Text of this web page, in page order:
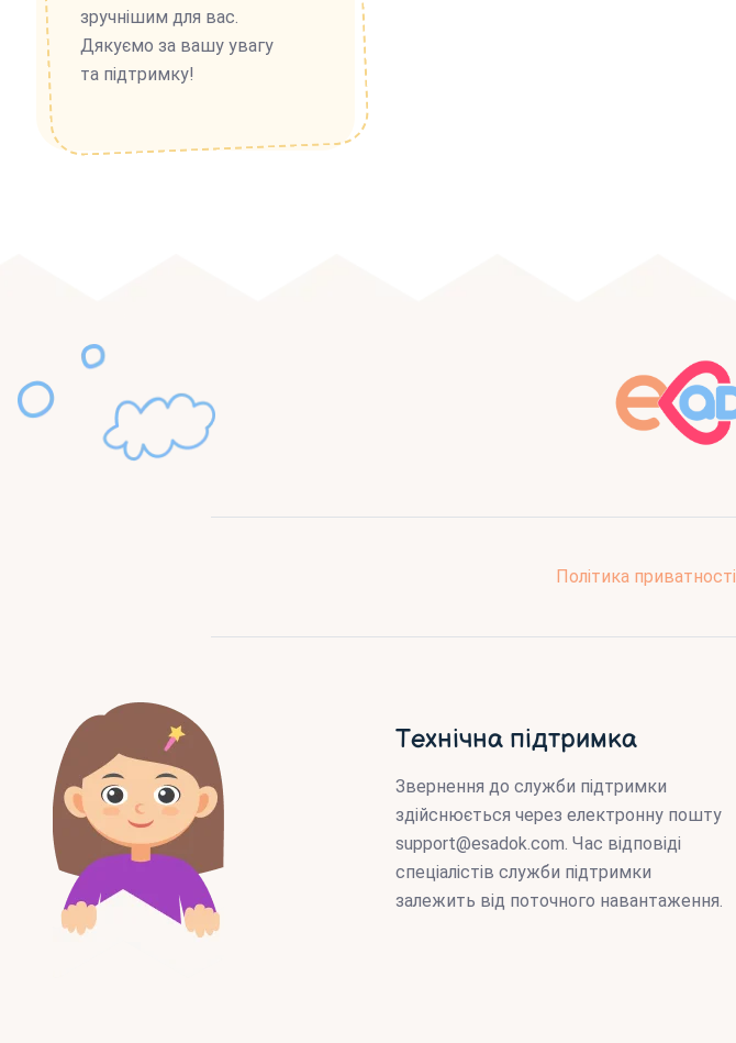
зручнішим для вас.
Дякуємо за вашу увагу
та підтримку!
Політика приватності
Технічна підтримка
Звернення до служби підтримки
здійснюється через електронну пошту
support@esadok.com . Час відповіді
спеціалістів служби підтримки
залежить від поточного навантаження.